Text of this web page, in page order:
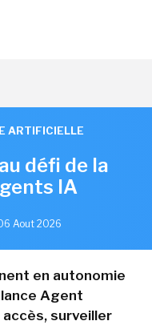
ARTIFICIELLE
défi de la
IA
Aout 2026
en autonomie
Agent
surveiller